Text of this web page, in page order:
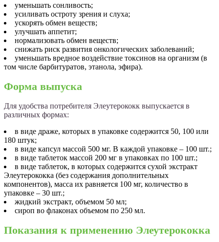
уменьшать сонливость;
усиливать остроту зрения и слуха;
ускорять обмен веществ;
улучшать аппетит;
нормализовать обмен веществ;
снижать риск развития онкологических заболеваний;
уменьшать вредное воздействие токсинов на организм (в
том числе барбитуратов, этанола, эфира).
Форма выпуска
Для удобства потребителя Элеутерококк выпускается в
различных формах:
в виде драже, которых в упаковке содержится 50, 100 или
180 штук;
в виде капсул массой 500 мг. В каждой упаковке – 100 шт.;
в виде таблеток массой 200 мг в упаковках по 100 шт.;
в виде таблеток, в которых содержится сухой экстракт
Элеутерококка (без содержания дополнительных
компонентов), масса их равняется 100 мг, количество в
упаковке – 30 шт.;
жидкий экстракт, объемом 50 мл;
сироп во флаконах объемом по 250 мл.
Показания к применению Элеутерококка